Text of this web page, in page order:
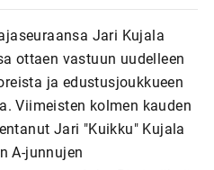
Jari Kujala
ottaen vastuun uudelleen
ja edustusjoukkueen
Viimeisten kolmen kauden
Jari "Kuikku" Kujala
A-junnujen